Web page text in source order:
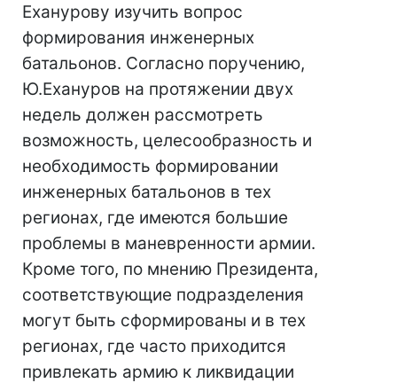
Еханурову изучить вопрос
формирования инженерных
батальонов. Согласно поручению,
Ю.Ехануров на протяжении двух
недель должен рассмотреть
возможность, целесообразность и
необходимость формировании
инженерных батальонов в тех
регионах, где имеются большие
проблемы в маневренности армии.
Кроме того, по мнению Президента,
соответствующие подразделения
могут быть сформированы и в тех
регионах, где часто приходится
привлекать армию к ликвидации